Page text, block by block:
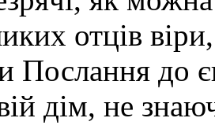
отців
Послання до
дім, не